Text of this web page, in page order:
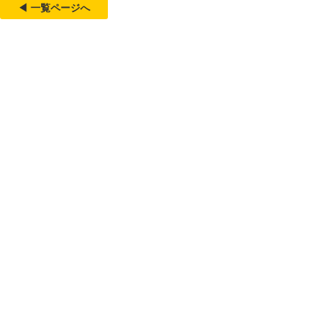
◀ 一覧ページへ